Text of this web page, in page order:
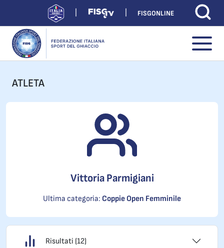
FISGONLINE
ATLETA
Vittoria Parmigiani
Ultima categoria: Coppie Open Femminile
Risultati (12)